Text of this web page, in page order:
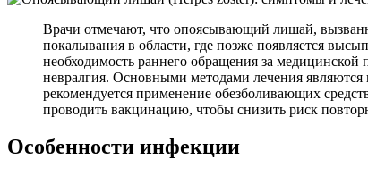
Врачи отмечают, что опоясывающий лишай,
покалывания в области, где позже появляется
необходимость раннего обращения за
невралгия. Основными методами лечения
рекомендуется применение обезболивающих
проводить вакцинацию, чтобы снизить риск
Особенности инфекции